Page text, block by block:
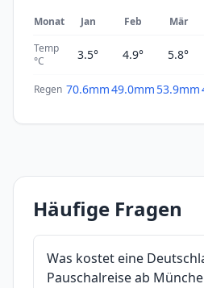
Monat Jan Feb Mär
Temp
°C
3.5° 4.9° 5.8°
Regen 70.6mm49.0mm 53.9mm
Häufige Fragen
Was kostet eine
Pauschalreise ab